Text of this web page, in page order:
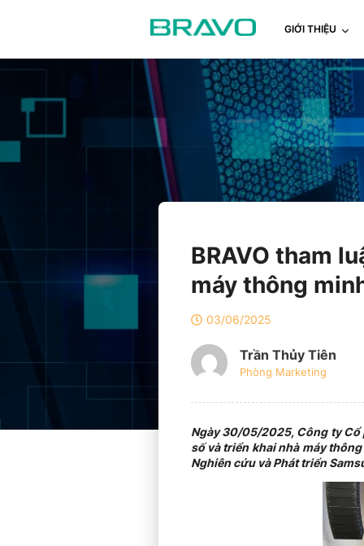
GIỚI THIỆU
BRAVO tham
máy thông
03/06/2025
Trần Thủy Tiên
Phòng Marketing
Ngày 30/05/2025, Công ty Cổ
số và triển khai nhà máy
Nghiên cứu và Phát triển